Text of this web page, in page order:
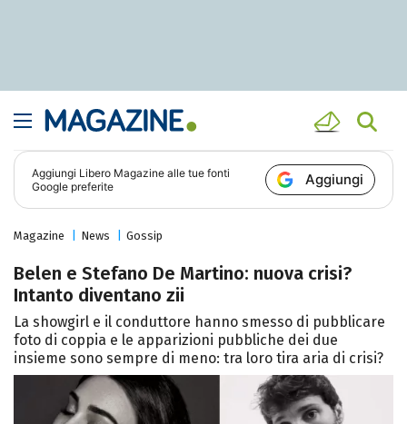
Aggiungi Libero Magazine alle tue fonti
Google preferite
Aggiungi
Magazine News Gossip
Belen e Stefano De Martino: nuova crisi?
Intanto diventano zii
La showgirl e il conduttore hanno smesso di pubblicare
foto di coppia e le apparizioni pubbliche dei due
insieme sono sempre di meno: tra loro tira aria di crisi?